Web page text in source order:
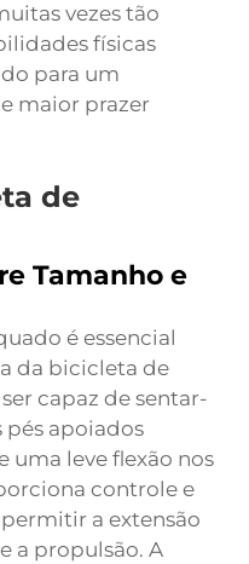
vezes tão
físicas
para um
maior prazer
de
Tamanho e
é essencial
da bicicleta de
capaz de sentar-
pés apoiados
uma leve flexão nos
controle e
a extensão
a propulsão. A